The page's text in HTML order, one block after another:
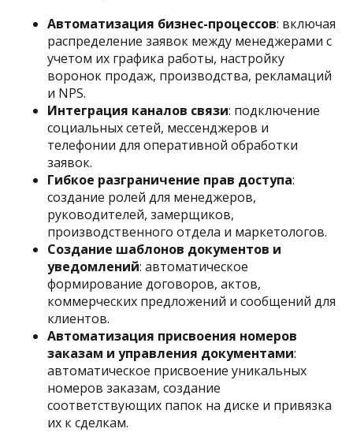
Автоматизация бизнес-процессов: включая
распределение заявок между менеджерами с
учетом их графика работы, настройку
воронок продаж, производства, рекламаций
и NPS.​
Интеграция каналов связи: подключение
социальных сетей, мессенджеров и
телефонии для оперативной обработки
заявок.​
Гибкое разграничение прав доступа:
создание ролей для менеджеров,
руководителей, замерщиков,
производственного отдела и маркетологов.​
Создание шаблонов документов и
уведомлений: автоматическое
формирование договоров, актов,
коммерческих предложений и сообщений для
клиентов.​
Автоматизация присвоения номеров
заказам и управления документами:
автоматическое присвоение уникальных
номеров заказам, создание
соответствующих папок на диске и привязка
их к сделкам.​